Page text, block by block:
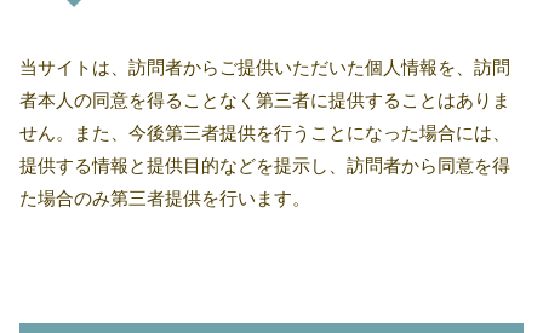
当サイトは、訪問者からご提供いただいた個人情報を、訪問
者本人の同意を得ることなく第三者に提供することはありま
せん。また、今後第三者提供を行うことになった場合には、
提供する情報と提供目的などを提示し、訪問者から同意を得
た場合のみ第三者提供を行います。